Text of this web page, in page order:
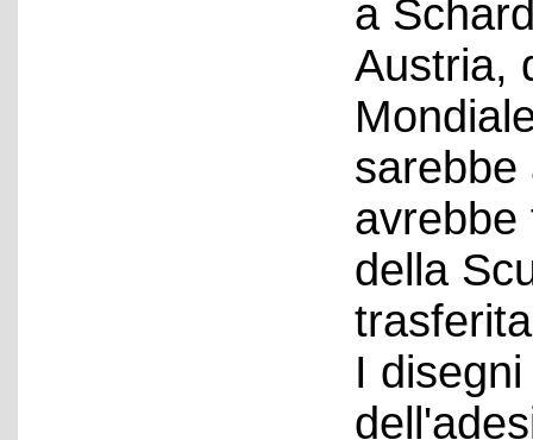
a
Austria,
sarebbe
avrebbe
della
I